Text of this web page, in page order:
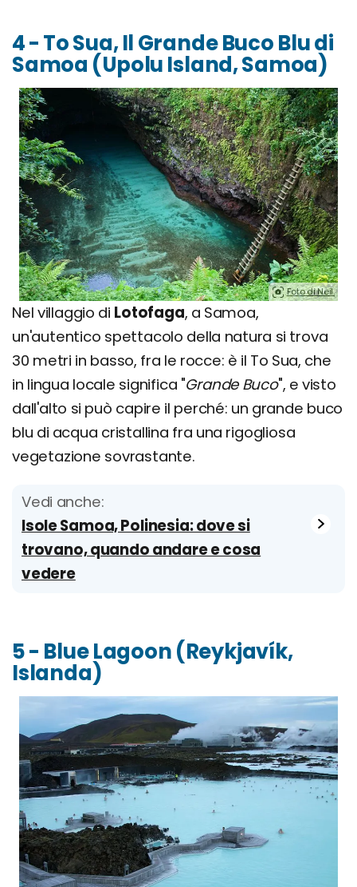
4 - To Sua, Il Grande Buco Blu di
Samoa (Upolu Island, Samoa)
Foto di Neil.
Nel villaggio di Lotofaga, a Samoa,
un'autentico spettacolo della natura si trova
30 metri in basso, fra le rocce: è il To Sua, che
in lingua locale significa "Grande Buco", e visto
dall'alto si può capire il perché: un grande buco
blu di acqua cristallina fra una rigogliosa
vegetazione sovrastante.
Vedi anche:
Isole Samoa, Polinesia: dove si
trovano, quando andare e cosa
vedere
5 - Blue Lagoon (Reykjavík,
Islanda)